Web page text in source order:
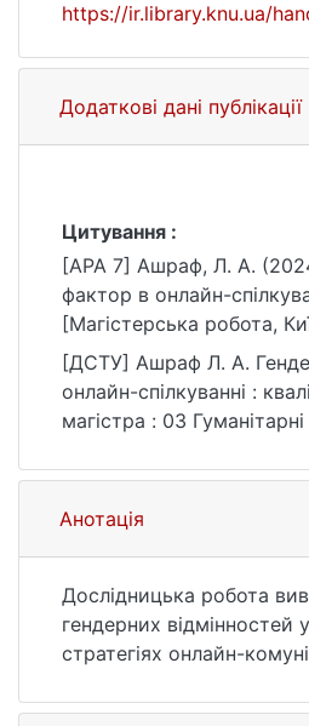
https://ir.library.knu.ua/
Додаткові дані публікації
Цитування :
[APA 7] Ашраф, Л. А.
фактор в онлайн-
[Магістерська робота,
національний
Шевченка]. eKNUTSHIR.
https://ir.library.knu.ua/
[ДСТУ] Ашраф Л. А.
онлайн-спілкуванні :
магістра : 03
https://ir.library.knu.ua/
(дата звернення:
Анотація
Дослідницька робота
гендерних відмінностей
стратегіях онлайн-
соціальних мереж і